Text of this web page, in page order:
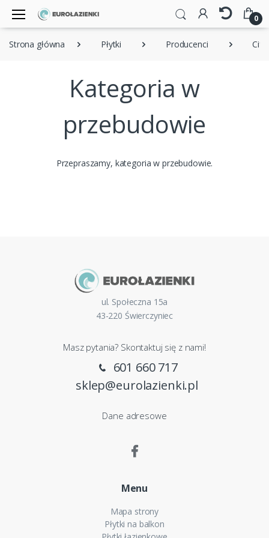
0
Strona główna Płytki Producenci
Kategoria w
przebudowie
Przepraszamy, kategoria w przebudowie.
ul. Społeczna 15a
43-220 Świerczyniec
Masz pytania? Skontaktuj się z nami!
601 660 717
sklep@eurolazienki.pl
Dane adresowe
Menu
Mapa strony
Płytki na balkon